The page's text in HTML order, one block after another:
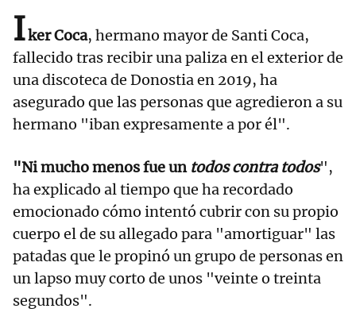
Iker Coca, hermano mayor de Santi Coca,
fallecido tras recibir una paliza en el exterior de
una discoteca de Donostia en 2019, ha
asegurado que las personas que agredieron a su
hermano "iban expresamente a por él".
"Ni mucho menos fue un todos contra todos",
ha explicado al tiempo que ha recordado
emocionado cómo intentó cubrir con su propio
cuerpo el de su allegado para "amortiguar" las
patadas que le propinó un grupo de personas en
un lapso muy corto de unos "veinte o treinta
segundos".